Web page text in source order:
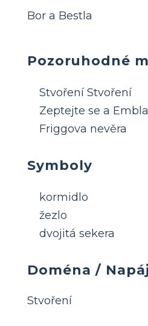
Bor a Bestla
Pozoruhodné
Stvoření Stvoření
Zeptejte se a Embla
Friggova nevěra
Symboly
kormidlo
žezlo
dvojitá sekera
Doména /
Stvoření